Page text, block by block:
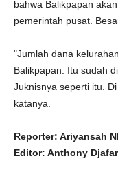
bahwa Balikpapan
pemerintah pusat.
"Jumlah dana
Balikpapan. Itu sudah
Juknisnya seperti itu.
katanya.
Reporter: Ariyansah
Editor: Anthony Djafar